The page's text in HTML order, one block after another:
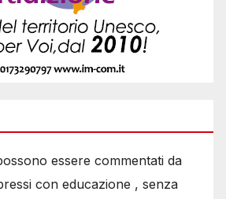
essere commentati da
con educazione , senza